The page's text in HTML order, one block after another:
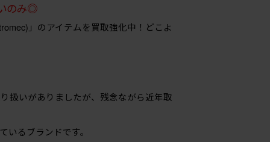
のみ◎
」のアイテムを買取強化中！どこよ
扱いがありましたが、残念ながら近年取
るブランドです。